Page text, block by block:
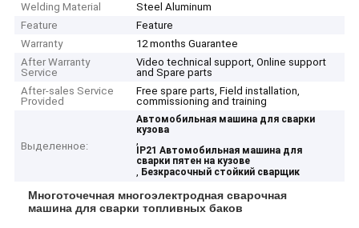
Welding Material
Steel Aluminum
Feature
Feature
Warranty
12 months Guarantee
After Warranty
Service
Video technical support, Online support
and Spare parts
After-sales Service
Provided
Free spare parts, Field installation,
commissioning and training
Выделенное:
Автомобильная машина для сварки
кузова
,
IP21 Автомобильная машина для
сварки пятен на кузове
, Безкрасочный стойкий сварщик
Многоточечная многоэлектродная сварочная
машина для сварки топливных баков